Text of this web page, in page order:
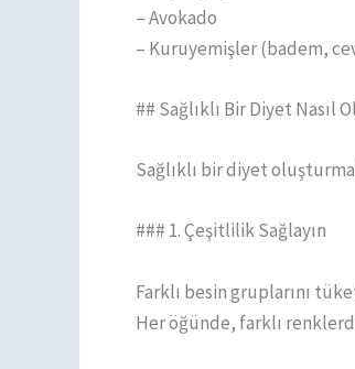
– Avokado
– Kuruyemişler (badem,
## Sağlıklı Bir Diyet Nasıl
Sağlıklı bir diyet
### 1. Çeşitlilik Sağlayın
Farklı besin gruplarını
Her öğünde, farklı